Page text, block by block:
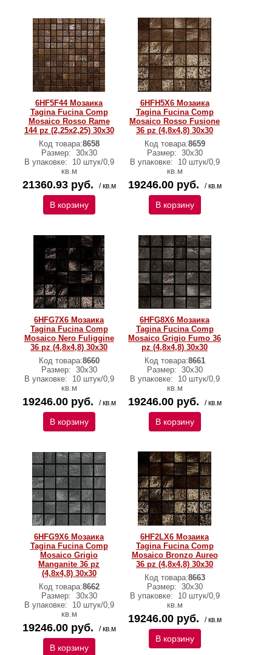
6HF5F44 Мозаика
Tagina Fucina Comp
Mosaico Rosso Rame
144 pz (2,25x2,25) 30x30
Код товара:8658
Размер: 30x30
В упаковке:
10 штук/0,9
кв.м
21360.93 руб. / кв.м
В корзину
6HFH5X6 Мозаика
Tagina Fucina Comp
Mosaico Rosso Fusione
36 pz (4,8x4,8) 30x30
Код товара:8659
Размер: 30x30
В упаковке:
10 штук/0,9
кв.м
19246.00 руб. / кв.м
В корзину
6HFG7X6 Мозаика
Tagina Fucina Comp
Mosaico Nero Fuliggine
36 pz (4,8x4,8) 30x30
Код товара:8660
Размер: 30x30
В упаковке:
10 штук/0,9
кв.м
19246.00 руб. / кв.м
В корзину
6HFG8X6 Мозаика
Tagina Fucina Comp
Mosaico Grigio Fumo 36
pz (4,8x4,8) 30x30
Код товара:8661
Размер: 30x30
В упаковке:
10 штук/0,9
кв.м
19246.00 руб. / кв.м
В корзину
6HFG9X6 Мозаика
Tagina Fucina Comp
Mosaico Grigio
Manganite 36 pz
(4,8x4,8) 30x30
Код товара:8662
Размер: 30x30
В упаковке:
10 штук/0,9
кв.м
19246.00 руб. / кв.м
В корзину
6HF2LX6 Мозаика
Tagina Fucina Comp
Mosaico Bronzo Aureo
36 pz (4,8x4,8) 30x30
Код товара:8663
Размер: 30x30
В упаковке:
10 штук/0,9
кв.м
19246.00 руб. / кв.м
В корзину